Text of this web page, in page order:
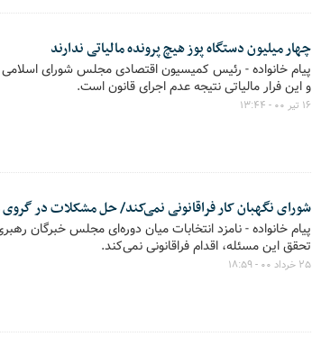
چهار میلیون دستگاه پوز هیچ پرونده مالیاتی ندارند
و این فرار مالیاتی نتیجه عدم اجرای قانون است.
۱۶ تیر ۰۰ - ۱۳:۴۴
شورای نگهبان کار فراقانونی نمی‌کند/ حل مشکلات در
پیام خانواده - نامزد انتخابات میان دوره‌ای مجلس خبرگان
تحقق این مسئله، اقدام فراقانونی نمی‌کند.
۲۵ خرداد ۰۰ - ۱۸:۵۹